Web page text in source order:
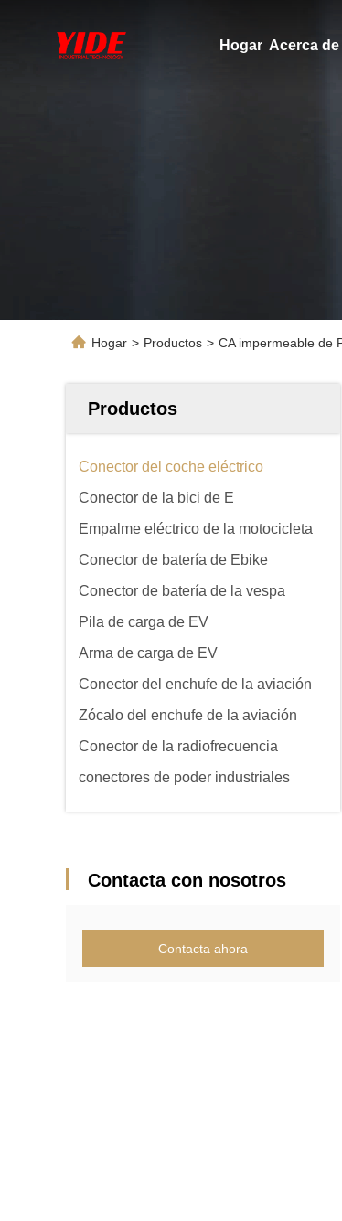
Hogar Acerca
Hogar > Productos > CA impermeable de
Productos
Conector del coche eléctrico
Conector de la bici de E
Empalme eléctrico de la motocicleta
Conector de batería de Ebike
Conector de batería de la vespa
Pila de carga de EV
Arma de carga de EV
Conector del enchufe de la aviación
Zócalo del enchufe de la aviación
Conector de la radiofrecuencia
conectores de poder industriales
Contacta con nosotros
Contacta ahora